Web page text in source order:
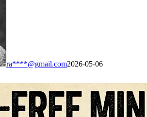
ra****@gmail.com2026-05-06